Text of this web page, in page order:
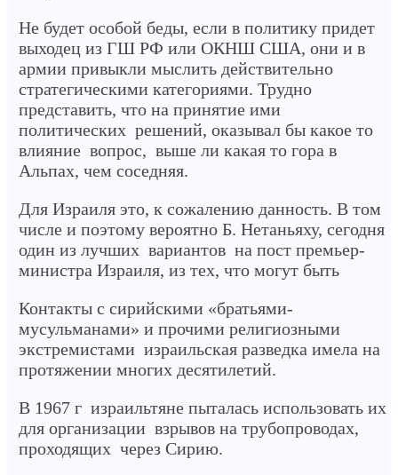
Не будет особой беды, если в политику придет
выходец из ГШ РФ или ОКНШ США, они и в
армии привыкли мыслить действительно
стратегическими категориями. Трудно
представить, что на принятие ими
политических решений, оказывал бы какое то
влияние вопрос, выше ли какая то гора в
Альпах, чем соседняя.
Для Израиля это, к сожалению данность. В том
числе и поэтому вероятно Б. Нетаньяху, сегодня
один из лучших вариантов на пост премьер-
министра Израиля, из тех, что могут быть
Контакты с сирийскими «братьями-
мусульманами» и прочими религиозными
экстремистами израильская разведка имела на
протяжении многих десятилетий.
В 1967 г израильтяне пыталась использовать их
для организации взрывов на трубопроводах,
проходящих через Сирию.